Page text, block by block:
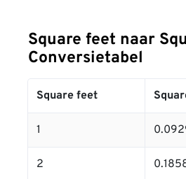
Square feet naar
Conversietabel
Square feet
1
2